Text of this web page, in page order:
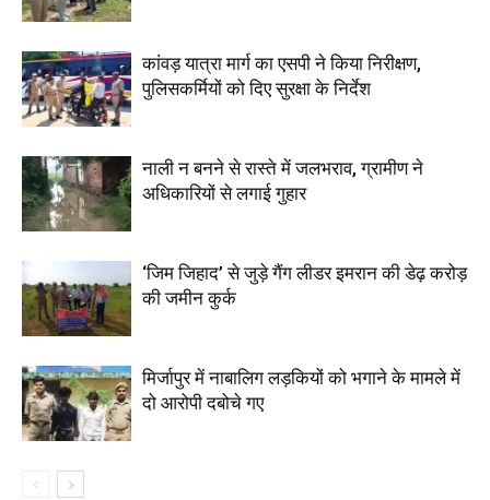
कांवड़ यात्रा मार्ग का एसपी ने किया निरीक्षण,
पुलिसकर्मियों को दिए सुरक्षा के निर्देश
नाली न बनने से रास्ते में जलभराव, ग्रामीण ने
अधिकारियों से लगाई गुहार
‘जिम जिहाद’ से जुड़े गैंग लीडर इमरान की डेढ़ करोड़
की जमीन कुर्क
मिर्जापुर में नाबालिग लड़कियों को भगाने के मामले में
दो आरोपी दबोचे गए